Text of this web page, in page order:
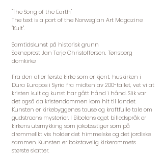
"The Song of the Earth"
The text is a part of the Norwegian Art Magazine
"Kult".
Samtidskunst på historisk grunn
Sokneprest Jan Terje Christoffersen, Tønsberg
domkirke
Fra den aller første kirke som er kjent, huskirken i
Dura Europos i Syria fra midten av 200-tallet, vet vi at
kristen kult og kunst har gått hånd i hånd. Slik var
det også da kristendommen kom hit til landet.
Kunsten er kirkebyggenes tause og kraftfulle tale om
gudstroens mysterier. I Bibelens eget billedspråk er
kirkens utsmykking som jakobsstiger som på
drømmelikt vis holder det himmelske og det jordiske
sammen. Kunsten er bokstavelig kirkerommets
største skatter.